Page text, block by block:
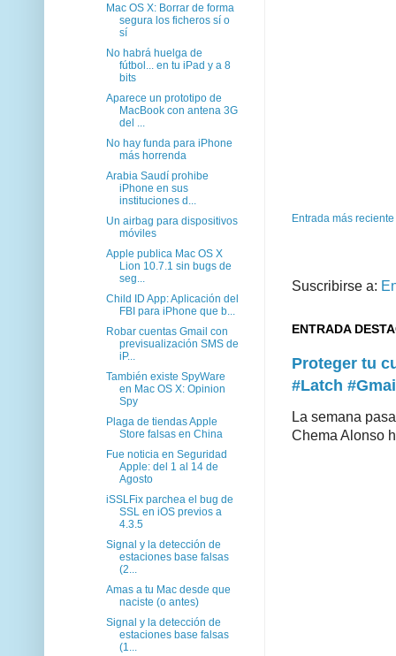
Entrada más reciente
Suscribirse a:
ENTRADA
Proteger tu
#Latch
La semana
Chema Alonso
Mac OS X: Borrar de forma
segura los ficheros sí o
sí
No habrá huelga de
fútbol... en tu iPad y a 8
bits
Aparece un prototipo de
MacBook con antena 3G
del ...
No hay funda para iPhone
más horrenda
Arabia Saudí prohibe
iPhone en sus
instituciones d...
Un airbag para dispositivos
móviles
Apple publica Mac OS X
Lion 10.7.1 sin bugs de
seg...
Child ID App: Aplicación del
FBI para iPhone que b...
Robar cuentas Gmail con
previsualización SMS de
iP...
También existe SpyWare
en Mac OS X: Opinion
Spy
Plaga de tiendas Apple
Store falsas en China
Fue noticia en Seguridad
Apple: del 1 al 14 de
Agosto
iSSLFix parchea el bug de
SSL en iOS previos a
4.3.5
Signal y la detección de
estaciones base falsas
(2...
Amas a tu Mac desde que
naciste (o antes)
Signal y la detección de
estaciones base falsas
(1...